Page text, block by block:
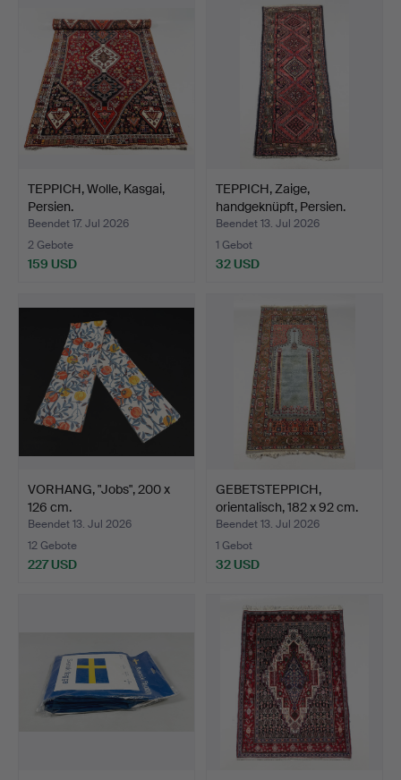
TEPPICH, Wolle, Kasgai,
Persien.
Beendet 17. Jul 2026
2 Gebote
159 USD
TEPPICH, Zaige,
handgeknüpft, Persien.
Beendet 13. Jul 2026
1 Gebot
32 USD
VORHANG, "Jobs", 200 x
126 cm.
Beendet 13. Jul 2026
12 Gebote
227 USD
GEBETSTEPPICH,
orientalisch, 182 x 92 cm.
Beendet 13. Jul 2026
1 Gebot
32 USD